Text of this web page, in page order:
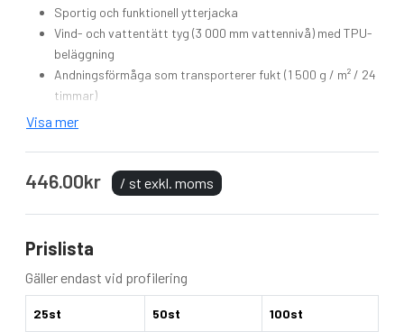
Sportig och funktionell ytterjacka
Vind- och vattentätt tyg (3 000 mm vattennivå) med TPU-
beläggning
Andningsförmåga som transporterer fukt (1 500 g / m² / 24
timmar)
Helgående dragkedja med hakskydd
Huva med elastisk dragsko
2 sidfickor med dragkedja
Ficka inuti
Reflekterande detaljer på huva, fram- och baksida
certifiering Fair Working Conditions + Oeko-Tex + Reach
funktion
Vattentät, Andningsbar, Vindtät, Vattennivå
Visa mer
446.00kr / st exkl. moms
Prislista
Gäller endast vid profilering
25st 50st 100st